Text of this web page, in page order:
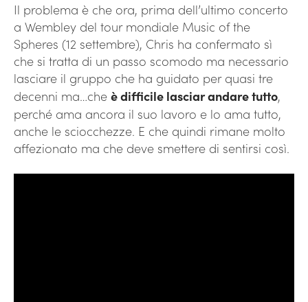
Il problema è che ora, prima dell’ultimo concerto
a Wembley del tour mondiale Music of the
Spheres (12 settembre), Chris ha confermato sì
che si tratta di un passo scomodo ma necessario
lasciare il gruppo che ha guidato per quasi tre
decenni ma…che è difficile lasciar andare tutto,
perché ama ancora il suo lavoro e lo ama tutto,
anche le sciocchezze. E che quindi rimane molto
affezionato ma che deve smettere di sentirsi così.